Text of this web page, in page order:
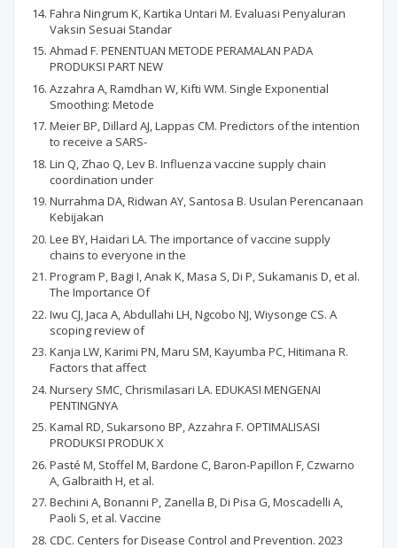
Fahra Ningrum K, Kartika Untari M. Evaluasi Penyaluran
Vaksin Sesuai Standar
Ahmad F. PENENTUAN METODE PERAMALAN PADA
PRODUKSI PART NEW
Azzahra A, Ramdhan W, Kifti WM. Single Exponential
Smoothing: Metode
Meier BP, Dillard AJ, Lappas CM. Predictors of the intention
to receive a SARS-
Lin Q, Zhao Q, Lev B. Influenza vaccine supply chain
coordination under
Nurrahma DA, Ridwan AY, Santosa B. Usulan Perencanaan
Kebijakan
Lee BY, Haidari LA. The importance of vaccine supply
chains to everyone in the
Program P, Bagi I, Anak K, Masa S, Di P, Sukamanis D, et al.
The Importance Of
Iwu CJ, Jaca A, Abdullahi LH, Ngcobo NJ, Wiysonge CS. A
scoping review of
Kanja LW, Karimi PN, Maru SM, Kayumba PC, Hitimana R.
Factors that affect
Nursery SMC, Chrismilasari LA. EDUKASI MENGENAI
PENTINGNYA
Kamal RD, Sukarsono BP, Azzahra F. OPTIMALISASI
PRODUKSI PRODUK X
Pasté M, Stoffel M, Bardone C, Baron-Papillon F, Czwarno
A, Galbraith H, et al.
Bechini A, Bonanni P, Zanella B, Di Pisa G, Moscadelli A,
Paoli S, et al. Vaccine
CDC. Centers for Disease Control and Prevention. 2023